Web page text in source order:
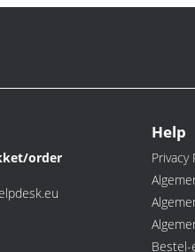
order
Help
Privacy